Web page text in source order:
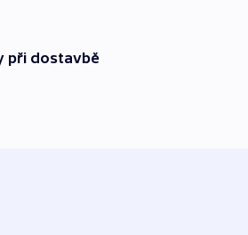
při dostavbě